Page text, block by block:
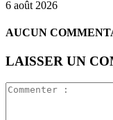
6 août 2026
AUCUN
LAISSER UN